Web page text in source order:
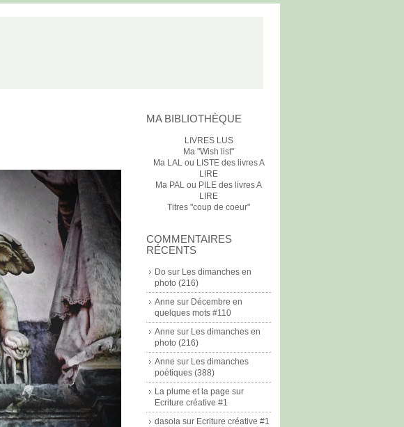
MA BIBLIOTHÈQUE
LIVRES LUS
Ma "Wish list"
Ma LAL ou LISTE des livres A
LIRE
Ma PAL ou PILE des livres A
LIRE
Titres "coup de coeur"
COMMENTAIRES
RÉCENTS
Do sur Les dimanches en
photo (216)
Anne sur Décembre en
quelques mots #110
Anne sur Les dimanches en
photo (216)
Anne sur Les dimanches
poétiques (388)
La plume et la page sur
Ecriture créative #1
dasola sur Ecriture créative #1